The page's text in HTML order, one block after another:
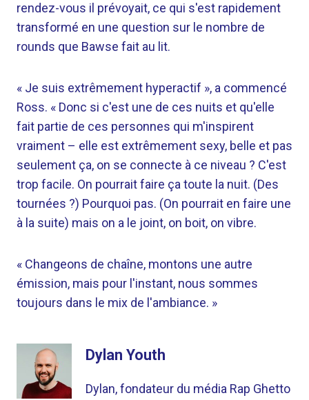
rendez-vous il prévoyait, ce qui s'est rapidement
transformé en une question sur le nombre de
rounds que Bawse fait au lit.
« Je suis extrêmement hyperactif », a commencé
Ross. « Donc si c'est une de ces nuits et qu'elle
fait partie de ces personnes qui m'inspirent
vraiment – elle est extrêmement sexy, belle et pas
seulement ça, on se connecte à ce niveau ? C'est
trop facile. On pourrait faire ça toute la nuit. (Des
tournées ?) Pourquoi pas. (On pourrait en faire une
à la suite) mais on a le joint, on boit, on vibre.
« Changeons de chaîne, montons une autre
émission, mais pour l'instant, nous sommes
toujours dans le mix de l'ambiance. »
Dylan Youth
Dylan, fondateur du média Rap Ghetto